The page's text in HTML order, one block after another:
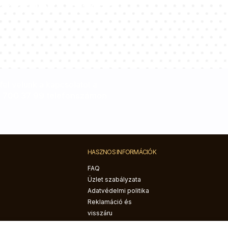
HASZNOS INFORMÁCIÓK
FAQ
Üzlet szabályzata
Adatvédelmi politika
Reklamáció és
visszáru